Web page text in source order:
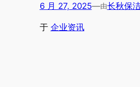
6 月 27, 2025—由长秋保
于 企业资讯